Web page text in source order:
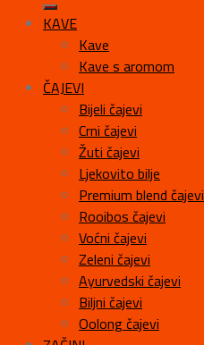
KAVE
Kave
Kave s aromom
ČAJEVI
Bijeli čajevi
Crni čajevi
Žuti čajevi
Ljekovito bilje
Premium blend čajevi
Rooibos čajevi
Voćni čajevi
Zeleni čajevi
Ayurvedski čajevi
Biljni čajevi
Oolong čajevi